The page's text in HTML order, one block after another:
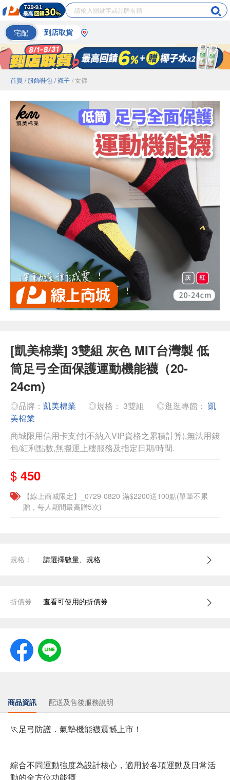
宅配 到店取貨
首頁 / 服飾鞋包 / 襪子 / 女襪
[凱美棉業] 3雙組 灰色 MIT台灣製 低
筒足弓全面保護運動機能襪（20-
24cm)
◎品牌： 凱美棉業 ◎規格： 3雙組 ◎逛逛專館： 凱
美棉業
商城限用信用卡支付(不納入VIP資格之累積計算),無法用錢
包/紅利點數,無搬運上樓服務及指定日期/時間.
$ 450
【線上商城限定】_0729-0820 滿$2200送100點(單筆不累
贈，每人期間最高贈5次)
規格： 請選擇數量、規格
折價券 查看可使用的折價券
商品資訊 配送及售後服務說明
🏃足弓防護．氣墊機能襪震憾上市！
綜合不同運動強度為設計核心，適用於各項運動及日常活
動的全方位功能襪